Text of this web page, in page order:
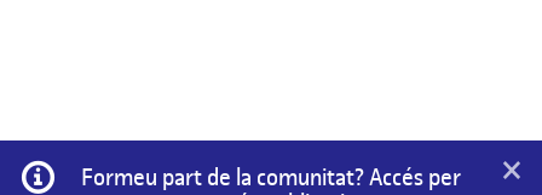
Informació
Formeu part de la comunitat? Accés per
×